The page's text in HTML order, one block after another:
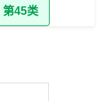
第45类